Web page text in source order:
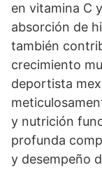
en vitamina C
absorción de
también
crecimiento
deportista
y nutrición
profunda
y desempeño